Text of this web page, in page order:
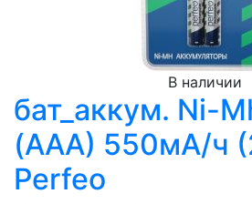
В наличии
бат_аккум. Ni-
(AAA) 550мА/ч
Perfeo